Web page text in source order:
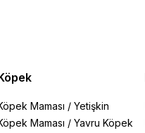
Maması /Yetişkin
Maması /Yavru Köpek